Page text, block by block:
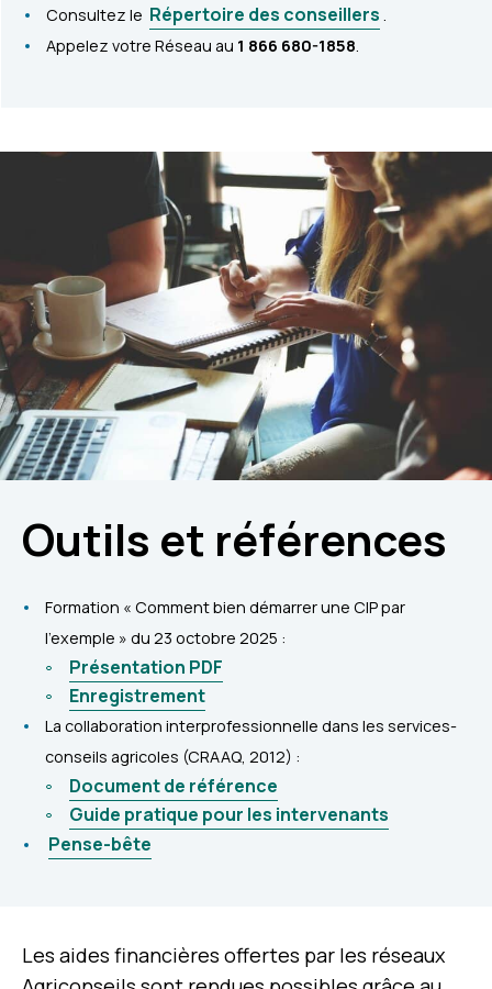
Consultez le Répertoire des conseillers
Appelez votre Réseau au 1 866 680-1858
Outils et références
Formation « Comment bien démarrer une CIP par
l’exemple » du 23 octobre 2025 :
Présentation PDF
Enregistrement
La collaboration interprofessionnelle dans les services-
conseils agricoles (CRAAQ, 2012) :
Document de référence
Guide pratique pour les intervenants
Pense-bête
Les aides financières offertes par les réseaux